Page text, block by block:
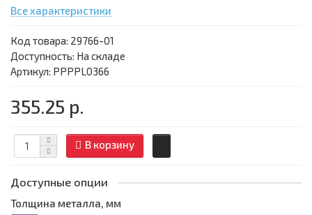
Все характеристики
Код товара: 29766-01
Доступность: На складе
Артикул: PPPPL0366
355.25 р.
В корзину
Доступные опции
Толщина металла, мм